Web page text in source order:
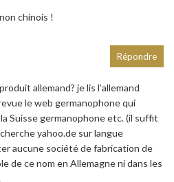
chinois !
allemand? je lis l’allemand
le web germanophone qui
Suisse germanophone etc. (il suffit
yahoo.de sur langue
aucune société de fabrication de
de ce nom en Allemagne ni dans les
Répondre